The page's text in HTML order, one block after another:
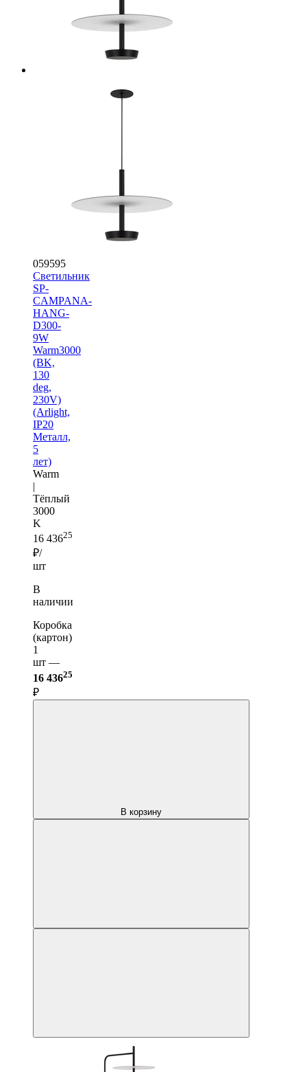
059595
Светильник
SP-
CAMPANA-
HANG-
D300-
9W
Warm3000
(BK,
130
deg,
230V)
(Arlight,
IP20
Металл,
5
лет)
Warm
|
Тёплый
3000
K
16 43625
₽/
шт
В
наличии
Коробка
(картон)
1
шт —
16 43625
₽
В корзину